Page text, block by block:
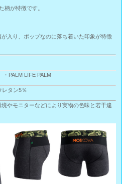
柄が特徴です。
入り、ポップなのに落ち着いた印象が特徴
PALM LIFE PALM
レタン5％
やモニターなどにより実物の色味と若干違